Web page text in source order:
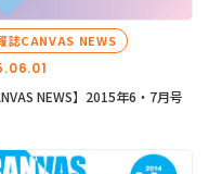
誌CANVAS NEWS
NEWS】2015年6・7月号